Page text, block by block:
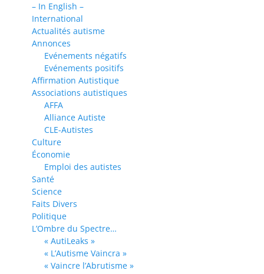
– In English –
International
Actualités autisme
Annonces
Evénements négatifs
Evénements positifs
Affirmation Autistique
Associations autistiques
AFFA
Alliance Autiste
CLE-Autistes
Culture
Économie
Emploi des autistes
Santé
Science
Faits Divers
Politique
L’Ombre du Spectre…
« AutiLeaks »
« L’Autisme Vaincra »
« Vaincre l’Abrutisme »